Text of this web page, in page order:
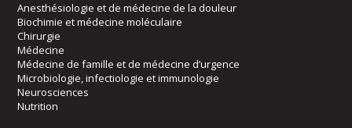
Anesthésiologie et de médecine de la douleur
Biochimie et médecine moléculaire
Chirurgie
Médecine
Médecine de famille et de médecine d’urgence
Microbiologie, infectiologie et immunologie
Neurosciences
Nutrition